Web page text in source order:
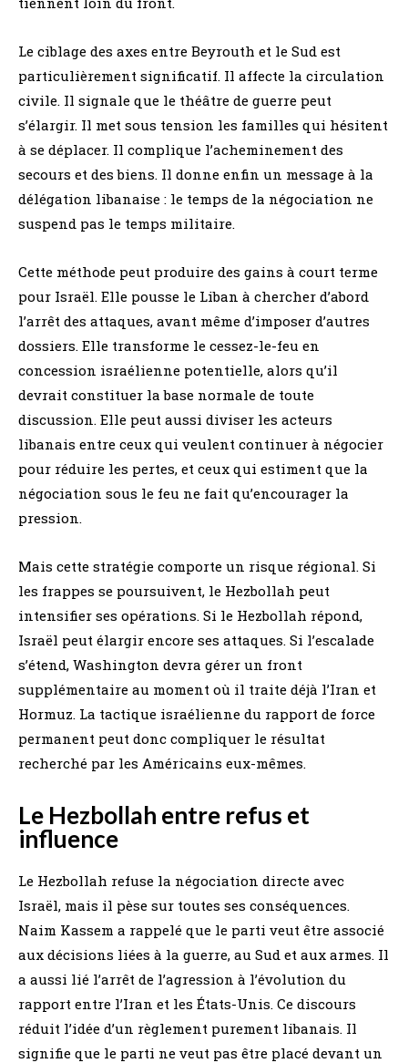
Le ciblage des axes entre Beyrouth et le Sud est
particulièrement significatif. Il affecte la circulation
civile. Il signale que le théâtre de guerre peut
s’élargir. Il met sous tension les familles qui hésitent
à se déplacer. Il complique l’acheminement des
secours et des biens. Il donne enfin un message à la
délégation libanaise : le temps de la négociation ne
suspend pas le temps militaire.
Cette méthode peut produire des gains à court terme
pour Israël. Elle pousse le Liban à chercher d’abord
l’arrêt des attaques, avant même d’imposer d’autres
dossiers. Elle transforme le cessez-le-feu en
concession israélienne potentielle, alors qu’il
devrait constituer la base normale de toute
discussion. Elle peut aussi diviser les acteurs
libanais entre ceux qui veulent continuer à négocier
pour réduire les pertes, et ceux qui estiment que la
négociation sous le feu ne fait qu’encourager la
pression.
Mais cette stratégie comporte un risque régional. Si
les frappes se poursuivent, le Hezbollah peut
intensifier ses opérations. Si le Hezbollah répond,
Israël peut élargir encore ses attaques. Si l’escalade
s’étend, Washington devra gérer un front
supplémentaire au moment où il traite déjà l’Iran et
Hormuz. La tactique israélienne du rapport de force
permanent peut donc compliquer le résultat
recherché par les Américains eux-mêmes.
Le Hezbollah entre refus et
influence
Le Hezbollah refuse la négociation directe avec
Israël, mais il pèse sur toutes ses conséquences.
Naim Kassem a rappelé que le parti veut être associé
aux décisions liées à la guerre, au Sud et aux armes. Il
a aussi lié l’arrêt de l’agression à l’évolution du
rapport entre l’Iran et les États-Unis. Ce discours
réduit l’idée d’un règlement purement libanais. Il
signifie que le parti ne veut pas être placé devant un